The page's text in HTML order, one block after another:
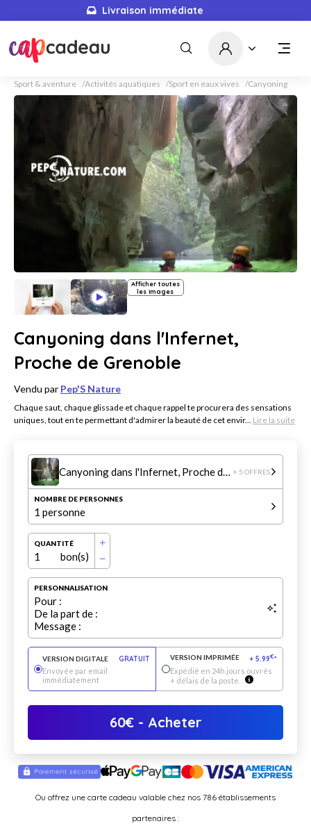
Livraison immédiate
Sport & aventure Activités aquatiques Sport en eaux vives Canyoning
Afficher toutes
les images
Canyoning dans l'Infernet,
Proche de Grenoble
Vendu par Pep'S Nature
Chaque saut, chaque glissade et chaque rappel te procurera des sensations
uniques, tout en te permettant d'admirer la beauté de cet envir... Lire la suite
Canyoning dans l'Infernet, Proche de Grenoble + 5 OFFRES
NOMBRE DE PERSONNES
1 personne
QUANTITÉ
1 bon(s)
PERSONNALISATION
Pour :
De la part de :
Message :
VERSION DIGITALE
GRATUIT
Envoyée par email
immédiatement
VERSION IMPRIMÉE + 5.99€*
Expédié en 24h jours ouvrés
+ délais de la poste.
60€- Acheter
Ou offrez une carte cadeau valable chez nos 786 établissements
partenaires :